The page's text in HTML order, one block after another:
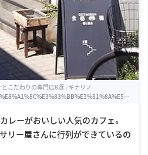
こだわりの専門店8選 | キナリノ
レーがおいしい人気のカフェ。
リー屋さんに行列ができているの